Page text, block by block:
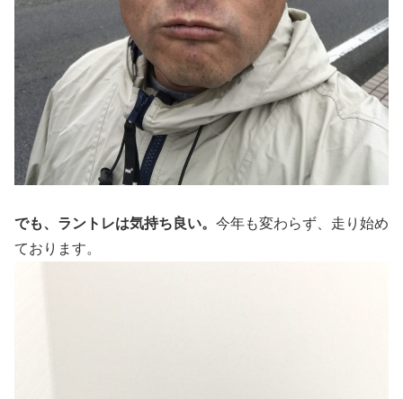
でも、ラントレは気持ち良い。 今年も変わらず、走り始め
ております。